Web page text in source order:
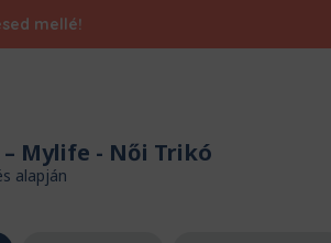
mellé!
Mylife - Női Trikó
alapján